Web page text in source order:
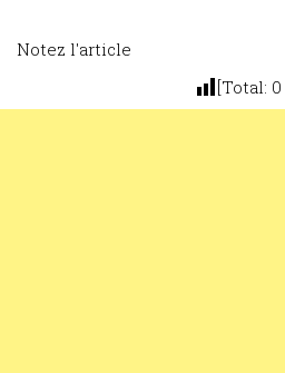
Notez l'article
[Total: 0